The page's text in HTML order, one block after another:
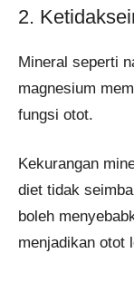
2.
Mineral seperti
magnesium
fungsi otot.
Kekurangan
diet tidak
boleh
menjadikan otot